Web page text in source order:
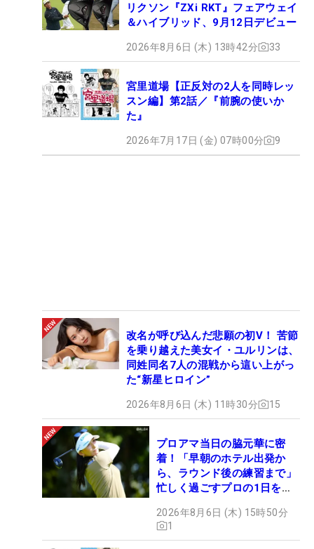
リクソン『ZXi RKT』フェアウェイ
＆ハイブリッド、9月12日デビュー
2026年8月6日 (木) 13時42分 33
宮里道場【正反対の2人を同時レッ
スン編】第2話／『前腕の使いか
た』
2026年7月17日 (金) 07時00分 9
改名が呼び込んだ悲願の初V！ 苦節
を乗り越えた美女イ・ユルリンは、
同姓同名7人の混戦から這い上がっ
た“新星ヒロイン”
2026年8月6日 (木) 11時30分 15
プロアマ当日の脇元華に密
着！「早朝のホテル出発か
ら、ラウンド後の練習まで」
忙しく過ごすプロの1日を公
2026年8月6日 (木) 15時50分
1